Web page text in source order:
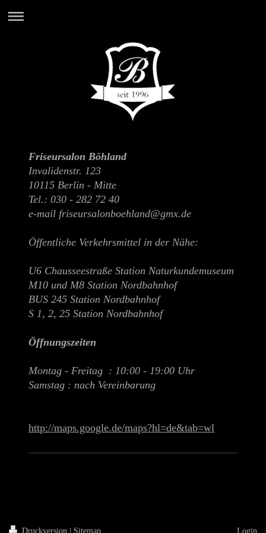
Friseursalon Böhland
Invalidenstr. 123
10115 Berlin - Mitte
Tel.: 030 - 282 72 40
e-mail friseursalonboehland@gmx.de
Öffentliche Verkehrsmittel in der Nähe:
U6 Chausseestraße Station Naturkundemuseum
M10 und M8 Station Nordbahnhof
BUS 245 Station Nordbahnhof
S 1, 2, 25 Station Nordbahnhof
Öffnungszeiten
Montag - Freitag : 10:00 - 19:00 Uhr
Samstag : nach Vereinbarung
http://maps.google.de/maps?hl=de&tab=wl
Druckversion Sitemap Login